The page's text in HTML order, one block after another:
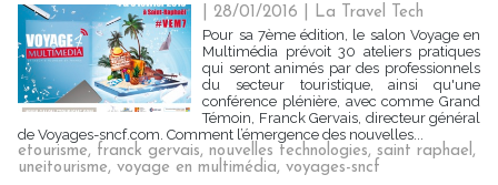
| 28/01/2016
La Travel Tech
Pour sa 7ème édition, le salon Voyage en
Multimédia prévoit 30 ateliers pratiques
qui seront animés par des professionnels
du secteur touristique, ainsi qu'une
conférence plénière, avec comme Grand
Témoin, Franck Gervais, directeur général
de Voyages-sncf.com. Comment l’émergence des nouvelles...
etourisme, franck gervais, nouvelles technologies, saint raphael,
uneitourisme, voyage en multimédia, voyages-sncf